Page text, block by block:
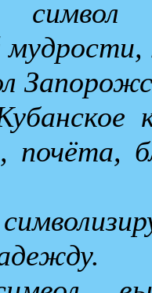
почёта,